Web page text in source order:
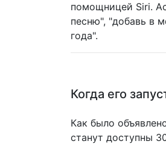
помощницей Siri.
песню", "добавь в
года".
Когда его
Как было
станут доступны